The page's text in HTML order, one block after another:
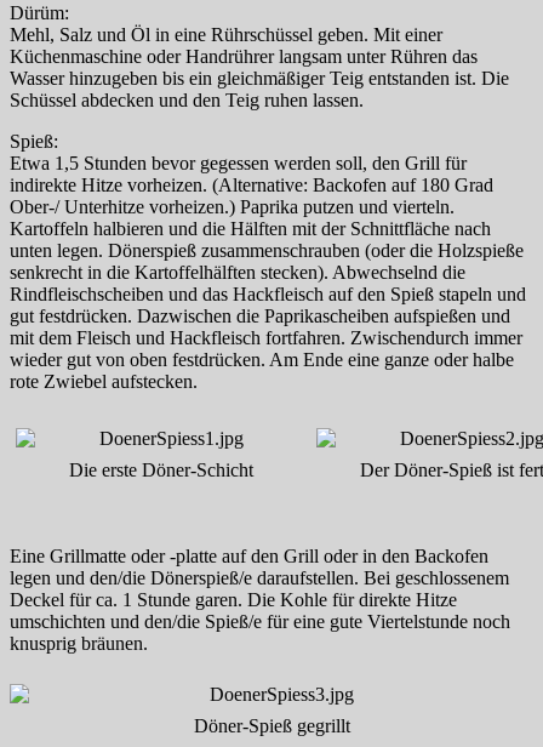
Dürüm:
Mehl, Salz und Öl in eine Rührschüssel geben. Mit einer
Küchenmaschine oder Handrührer langsam unter Rühren das
Wasser hinzugeben bis ein gleichmäßiger Teig entstanden ist. Die
Schüssel abdecken und den Teig ruhen lassen.
Spieß:
Etwa 1,5 Stunden bevor gegessen werden soll, den Grill für
indirekte Hitze vorheizen. (Alternative: Backofen auf 180 Grad
Ober-/ Unterhitze vorheizen.) Paprika putzen und vierteln.
Kartoffeln halbieren und die Hälften mit der Schnittfläche nach
unten legen. Dönerspieß zusammenschrauben (oder die Holzspieße
senkrecht in die Kartoffelhälften stecken). Abwechselnd die
Rindfleischscheiben und das Hackfleisch auf den Spieß stapeln und
gut festdrücken. Dazwischen die Paprikascheiben aufspießen und
mit dem Fleisch und Hackfleisch fortfahren. Zwischendurch immer
wieder gut von oben festdrücken. Am Ende eine ganze oder halbe
rote Zwiebel aufstecken.
Die erste Döner-Schicht Der Döner-Spieß ist
Eine Grillmatte oder -platte auf den Grill oder in den Backofen
legen und den/die Dönerspieß/e daraufstellen. Bei geschlossenem
Deckel für ca. 1 Stunde garen. Die Kohle für direkte Hitze
umschichten und den/die Spieß/e für eine gute Viertelstunde noch
knusprig bräunen.
Döner-Spieß gegrillt